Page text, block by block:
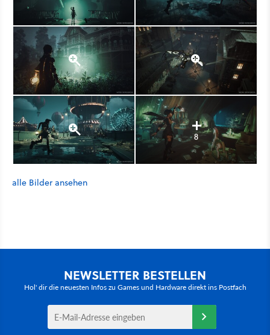
8
alle Bilder ansehen
NEWSLETTER BESTELLEN
Hol' dir die neuesten Infos zu Games und Hardware direkt ins Postfach